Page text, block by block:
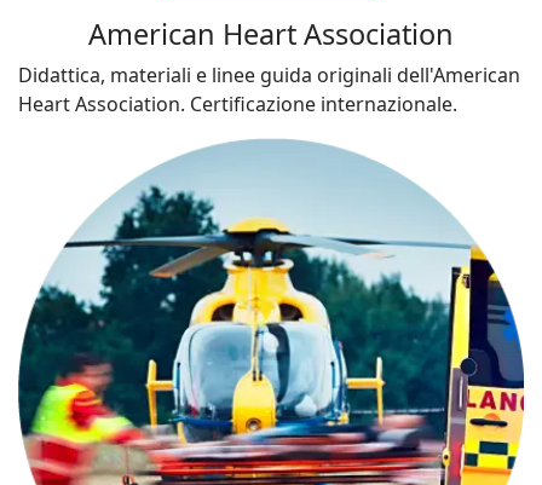
American Heart Association
Didattica, materiali e linee guida originali dell'American
Heart Association. Certificazione internazionale.